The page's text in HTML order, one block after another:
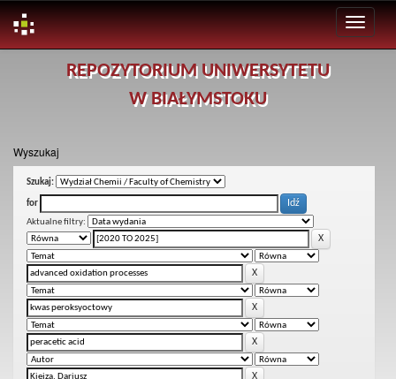
REPOZYTORIUM UNIWERSYTETU
W BIAŁYMSTOKU
Wyszukaj
Szukaj:
for
Aktualne filtry: